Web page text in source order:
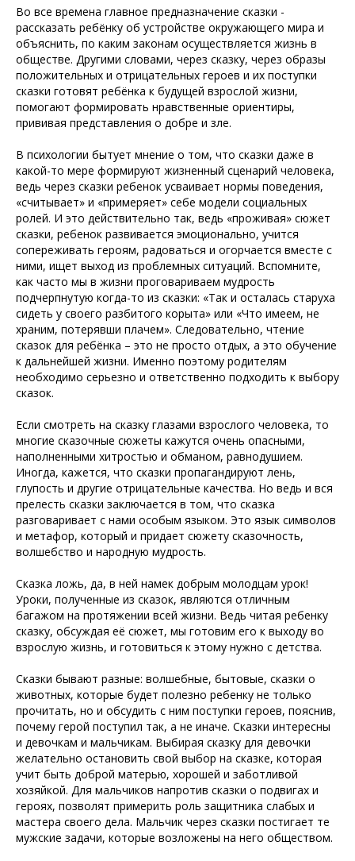
Во все времена главное предназначение сказки -
рассказать ребёнку об устройстве окружающего мира и
объяснить, по каким законам осуществляется жизнь в
обществе. Другими словами, через сказку, через образы
положительных и отрицательных героев и их поступки
сказки готовят ребёнка к будущей взрослой жизни,
помогают формировать нравственные ориентиры,
прививая представления о добре и зле.
В психологии бытует мнение о том, что сказки даже в
какой-то мере формируют жизненный сценарий человека,
ведь через сказки ребенок усваивает нормы поведения,
«считывает» и «примеряет» себе модели социальных
ролей. И это действительно так, ведь «проживая» сюжет
сказки, ребенок развивается эмоционально, учится
сопереживать героям, радоваться и огорчается вместе с
ними, ищет выход из проблемных ситуаций. Вспомните,
как часто мы в жизни проговариваем мудрость
подчерпнутую когда-то из сказки: «Так и осталась старуха
сидеть у своего разбитого корыта» или «Что имеем, не
храним, потерявши плачем». Следовательно, чтение
сказок для ребёнка – это не просто отдых, а это обучение
к дальнейшей жизни. Именно поэтому родителям
необходимо серьезно и ответственно подходить к выбору
сказок.
Если смотреть на сказку глазами взрослого человека, то
многие сказочные сюжеты кажутся очень опасными,
наполненными хитростью и обманом, равнодушием.
Иногда, кажется, что сказки пропагандируют лень,
глупость и другие отрицательные качества. Но ведь и вся
прелесть сказки заключается в том, что сказка
разговаривает с нами особым языком. Это язык символов
и метафор, который и придает сюжету сказочность,
волшебство и народную мудрость.
Сказка ложь, да, в ней намек добрым молодцам урок!
Уроки, полученные из сказок, являются отличным
багажом на протяжении всей жизни. Ведь читая ребенку
сказку, обсуждая её сюжет, мы готовим его к выходу во
взрослую жизнь, и готовиться к этому нужно с детства.
Сказки бывают разные: волшебные, бытовые, сказки о
животных, которые будет полезно ребенку не только
прочитать, но и обсудить с ним поступки героев, пояснив,
почему герой поступил так, а не иначе. Сказки интересны
и девочкам и мальчикам. Выбирая сказку для девочки
желательно остановить свой выбор на сказке, которая
учит быть доброй матерью, хорошей и заботливой
хозяйкой. Для мальчиков напротив сказки о подвигах и
героях, позволят примерить роль защитника слабых и
мастера своего дела. Мальчик через сказки постигает те
мужские задачи, которые возложены на него обществом.